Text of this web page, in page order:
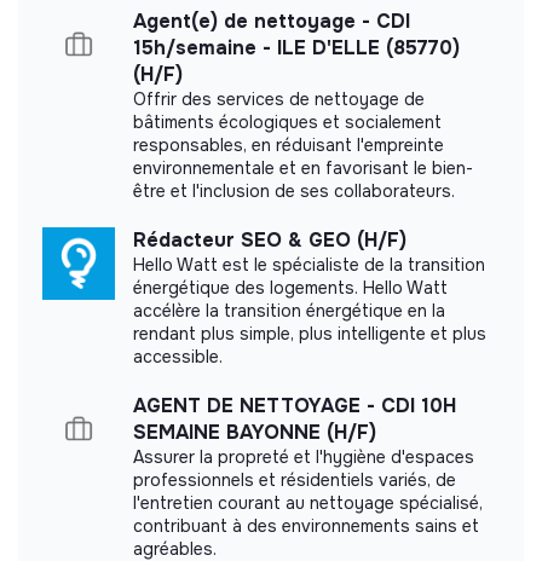
Documents
Document presenting the social and
environmental objectives
Agent(e) de nettoyage - CDI
15h/semaine - ILE D'ELLE (85770)
(H/F)
Offrir des services de nettoyage de
bâtiments écologiques et socialement
responsables, en réduisant l'empreinte
environnementale et en favorisant le bien-
être et l'inclusion de ses collaborateurs.
Rédacteur SEO & GEO (H/F)
Hello Watt est le spécialiste de la transition
énergétique des logements. Hello Watt
accélère la transition énergétique en la
rendant plus simple, plus intelligente et plus
accessible.
AGENT DE NETTOYAGE - CDI 10H
SEMAINE BAYONNE (H/F)
Assurer la propreté et l'hygiène d'espaces
professionnels et résidentiels variés, de
l'entretien courant au nettoyage spécialisé,
contribuant à des environnements sains et
agréables.